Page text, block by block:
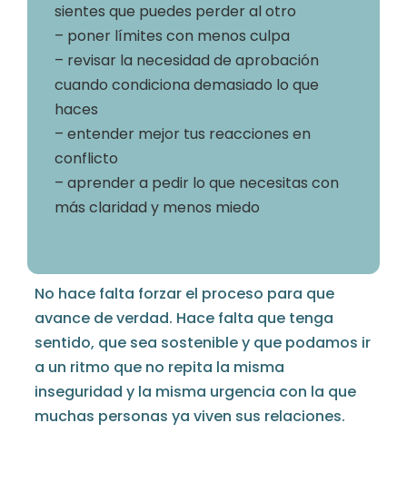
sientes que puedes perder al otro
– poner límites con menos culpa
– revisar la necesidad de aprobación
cuando condiciona demasiado lo que
haces
– entender mejor tus reacciones en
conflicto
– aprender a pedir lo que necesitas con
más claridad y menos miedo
No hace falta forzar el proceso para que
avance de verdad. Hace falta que tenga
sentido, que sea sostenible y que podamos ir
a un ritmo que no repita la misma
inseguridad y la misma urgencia con la que
muchas personas ya viven sus relaciones.